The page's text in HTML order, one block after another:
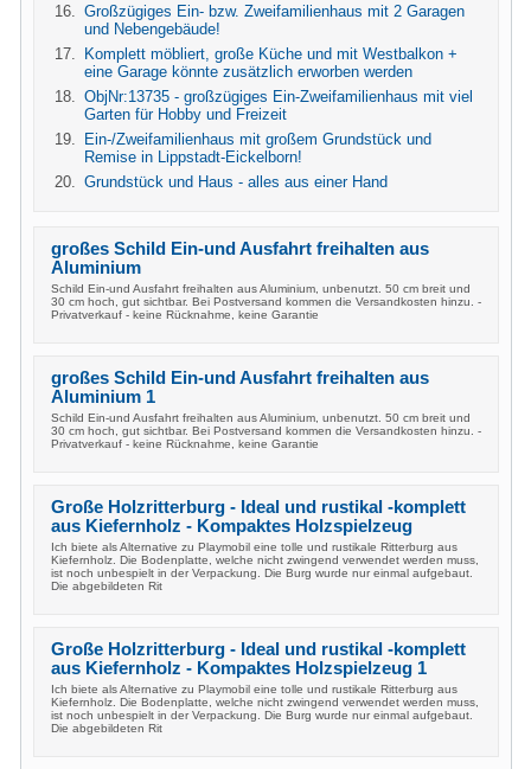
Großzügiges Ein- bzw. Zweifamilienhaus mit 2 Garagen
und Nebengebäude!
Komplett möbliert, große Küche und mit Westbalkon +
eine Garage könnte zusätzlich erworben werden
ObjNr:13735 - großzügiges Ein-Zweifamilienhaus mit viel
Garten für Hobby und Freizeit
Ein-/Zweifamilienhaus mit großem Grundstück und
Remise in Lippstadt-Eickelborn!
Grundstück und Haus - alles aus einer Hand
großes Schild Ein-und Ausfahrt freihalten aus
Aluminium
Schild Ein-und Ausfahrt freihalten aus Aluminium, unbenutzt. 50 cm breit und
30 cm hoch, gut sichtbar. Bei Postversand kommen die Versandkosten hinzu. -
Privatverkauf - keine Rücknahme, keine Garantie
großes Schild Ein-und Ausfahrt freihalten aus
Aluminium 1
Schild Ein-und Ausfahrt freihalten aus Aluminium, unbenutzt. 50 cm breit und
30 cm hoch, gut sichtbar. Bei Postversand kommen die Versandkosten hinzu. -
Privatverkauf - keine Rücknahme, keine Garantie
Große Holzritterburg - Ideal und rustikal -komplett
aus Kiefernholz - Kompaktes Holzspielzeug
Ich biete als Alternative zu Playmobil eine tolle und rustikale Ritterburg aus
Kiefernholz. Die Bodenplatte, welche nicht zwingend verwendet werden muss,
ist noch unbespielt in der Verpackung. Die Burg wurde nur einmal aufgebaut.
Die abgebildeten Rit
Große Holzritterburg - Ideal und rustikal -komplett
aus Kiefernholz - Kompaktes Holzspielzeug 1
Ich biete als Alternative zu Playmobil eine tolle und rustikale Ritterburg aus
Kiefernholz. Die Bodenplatte, welche nicht zwingend verwendet werden muss,
ist noch unbespielt in der Verpackung. Die Burg wurde nur einmal aufgebaut.
Die abgebildeten Rit